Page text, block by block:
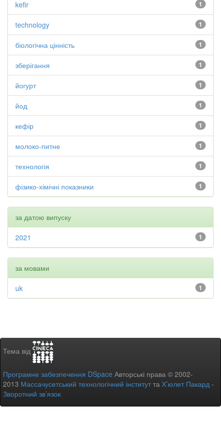
1
kefir
1
technology
1
біологічна цінність
1
зберігання
1
йогурт
1
йод
1
кефір
1
молоко-питне
1
технологія
1
фізико-хімічні показники
за датою випуску
1
2021
за мовами
1
uk
Тема від
Програмне забезпечення DSpace Авторські права © 2002-
2013 Массачусетський технологічний інститутта Х’юлет Пакард -
Зворотний зв’язок